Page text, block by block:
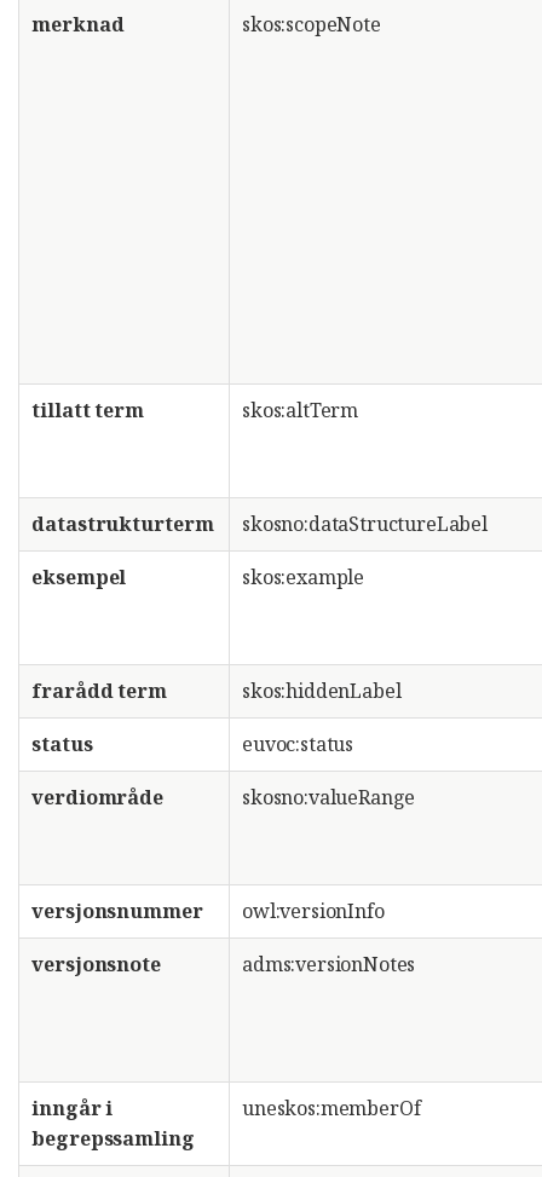
merknad skos:scopeNote
tillatt term skos:altTerm
datastrukturterm
skosno:dataStructureLabel
eksempel
skos:example
frarådd term
skos:hiddenLabel
status
euvoc:status
verdiområde
skosno:valueRange
versjonsnummer
owl:versionInfo
versjonsnote
adms:versionNotes
inngår i
begrepssamling
uneskos:memberOf